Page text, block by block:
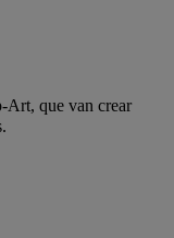
Art, que van crear